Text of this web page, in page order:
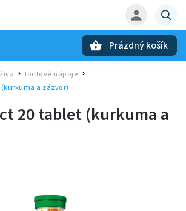
Prázdný košík
/ Iontové nápoje /
a zázvor)
20 tablet (kurkuma a